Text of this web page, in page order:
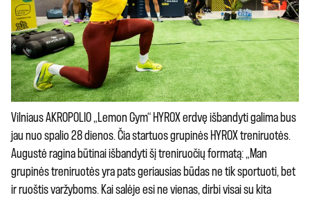
Vilniaus AKROPOLIO „Lemon Gym“ HYROX erdvę išbandyti galima bus
jau nuo spalio 28 dienos. Čia startuos grupinės HYROX treniruotės.
Augustė ragina būtinai išbandyti šį treniruočių formatą: „Man
grupinės treniruotės yra pats geriausias būdas ne tik sportuoti, bet
ir ruoštis varžyboms. Kai salėje esi ne vienas, dirbi visai su kita